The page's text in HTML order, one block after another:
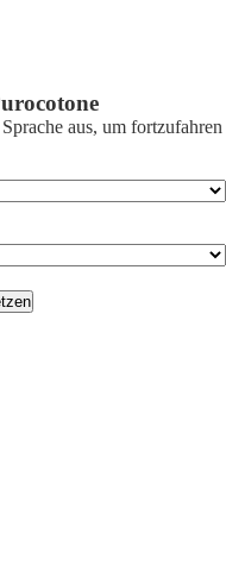
aus, um fortzufahren